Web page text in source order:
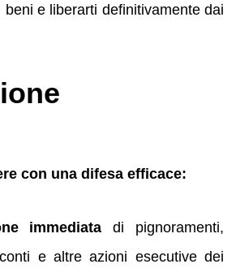
e liberarti definitivamente dai
con una difesa efficace:
immediata di pignoramenti,
e altre azioni esecutive dei